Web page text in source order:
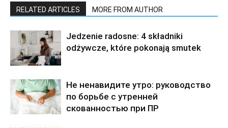
RELATED ARTICLES MORE FROM AUTHOR
Jedzenie radosne: 4 składniki
odżywcze, które pokonają smutek
Не ненавидите утро: руководство
по борьбе с утренней
скованностью при ПР